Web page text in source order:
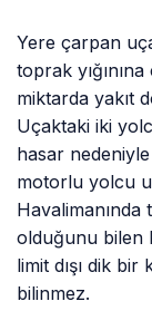
Yere çarpan
toprak
miktarda yakıt
Uçaktaki iki
hasar
motorlu yolcu
olduğunu bilen
limit dışı dik bir
bilinmez.